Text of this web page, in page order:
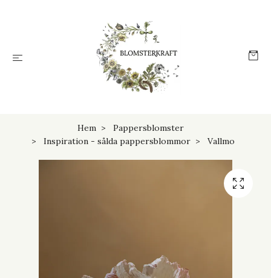
Hem
Pappersblomster
Inspiration - sålda pappersblommor
Vallmo